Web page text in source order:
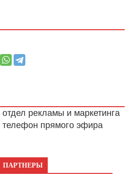
рекламы и маркетинга
прямого эфира
ПАРТНЕРЫ